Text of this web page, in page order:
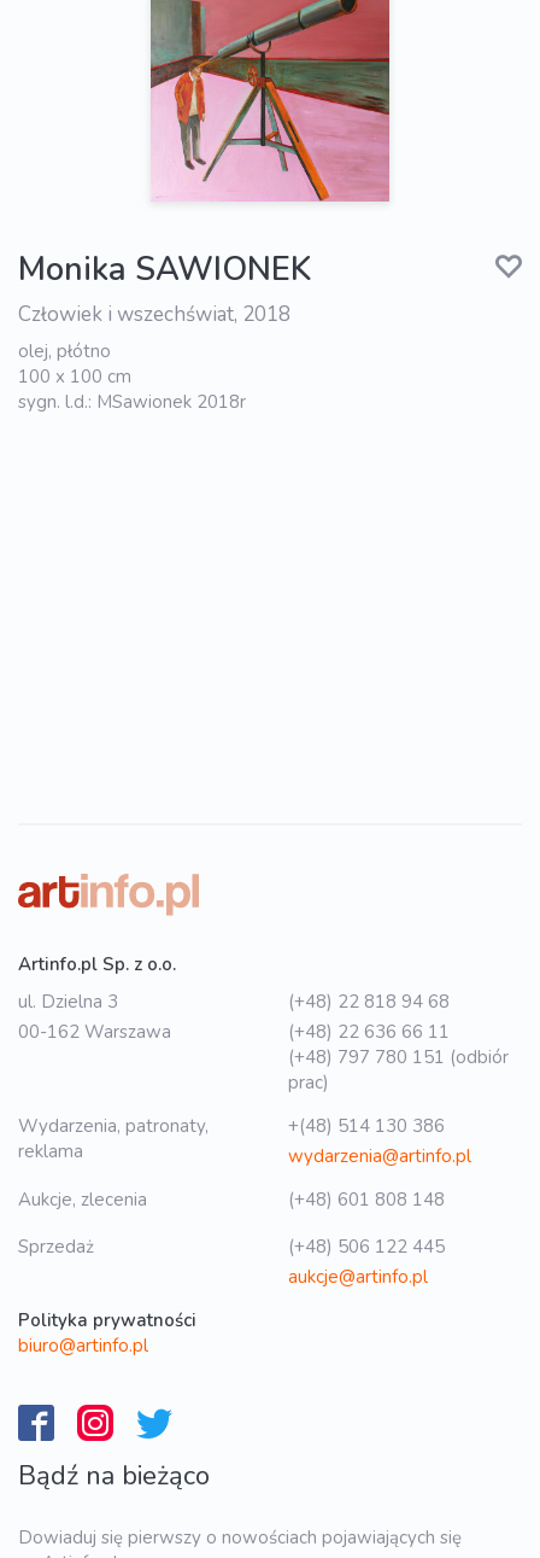
Monika SAWIONEK
Człowiek i wszechświat, 2018
olej, płótno
100 x 100 cm
sygn. l.d.: MSawionek 2018r
Artinfo.pl Sp. z o.o.
ul. Dzielna 3
00-162 Warszawa
(+48) 22 818 94 68
(+48) 22 636 66 11
(+48) 797 780 151 (odbiór
prac)
Wydarzenia, patronaty,
reklama
+(48) 514 130 386
wydarzenia@artinfo.pl
Aukcje, zlecenia
(+48) 601 808 148
Sprzedaż
(+48) 506 122 445
aukcje@artinfo.pl
Polityka prywatności
biuro@artinfo.pl
Bądź na bieżąco
Dowiaduj się pierwszy o nowościach pojawiających się